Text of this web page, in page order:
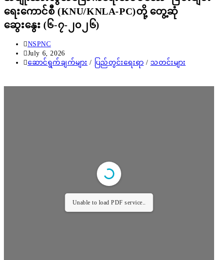
ရေးကောင်စီ (KNU/KNLA-PC)တို့ တွေ့ဆုံ
ဆွေးနွေး (၆-၇-၂၀၂၆)
NSPNC
July 6, 2026
ဆောင်ရွက်ချက်များ / ပြည်တွင်းရေးရာ / သတင်းများ
Unable to load PDF service..